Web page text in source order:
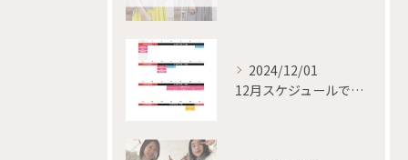
2024/12/01
12月スケジュールです✨